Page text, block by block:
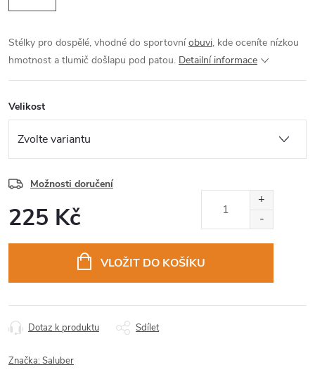
Stélky pro dospělé, vhodné do sportovníobuvi, kde oceníte nízkou
hmotnost a tlumič došlapu pod patou. Detailní informace
Velikost
Možnosti doručení
225 Kč
VLOŽIT DO KOŠÍKU
Dotaz k produktu Sdílet
Značka:Saluber